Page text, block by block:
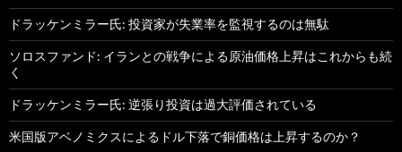
ドラッケンミラー氏: 投資家が失業率を監視するのは無駄
ソロスファンド: イランとの戦争による原油価格上昇はこれからも続
く
ドラッケンミラー氏: 逆張り投資は過大評価されている
米国版アベノミクスによるドル下落で銅価格は上昇するのか？